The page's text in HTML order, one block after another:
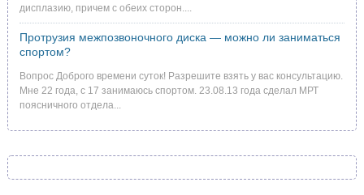
дисплазию, причем с обеих сторон....
Протрузия межпозвоночного диска — можно ли заниматься
спортом?
Вопрос Доброго времени суток! Разрешите взять у вас консультацию.
Мне 22 года, с 17 занимаюсь спортом. 23.08.13 года сделал МРТ
поясничного отдела...